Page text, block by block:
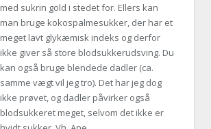
med sukrin gold i stedet for. Ellers kan
man bruge kokospalmesukker, der har et
meget lavt glykæmisk indeks og derfor
ikke giver så store blodsukkerudsving. Du
kan også bruge blendede dadler (ca.
samme vægt vil jeg tro). Det har jeg dog
ikke prøvet, og dadler påvirker også
blodsukkeret meget, selvom det ikke er